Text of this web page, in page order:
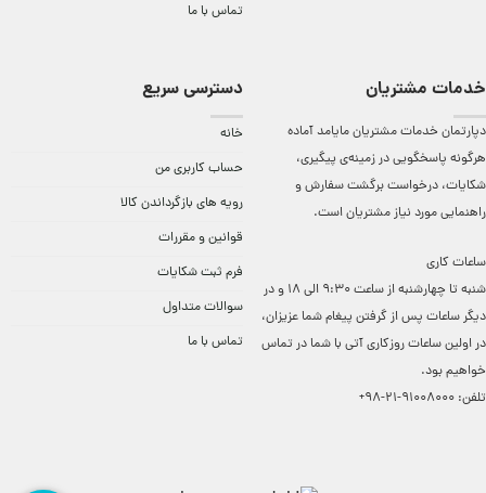
تماس با ما
خدمات مشتریان
دپارتمان خدمات مشتریان مایامد آماده
هرگونه پاسخگویی در زمینه‌ی پیگیری،
شکایات، درخواست برگشت سفارش و
راهنمایی مورد نیاز مشتریان است.
ساعات کاری
شنبه تا چهارشنبه از ساعت 9:30 الی 18 و در
دیگر ساعات ‌پس از گرفتن پیغام شما عزیزان،
در اولین ساعات روزکاری آتی با شما در تماس
خواهیم بود.
تلفن: 91008000-21-98+
دسترسی سریع
خانه
حساب کاربری من
رویه های بازگرداندن کالا
قوانین و مقررات
فرم ثبت شکایات
سوالات متداول
تماس با ما